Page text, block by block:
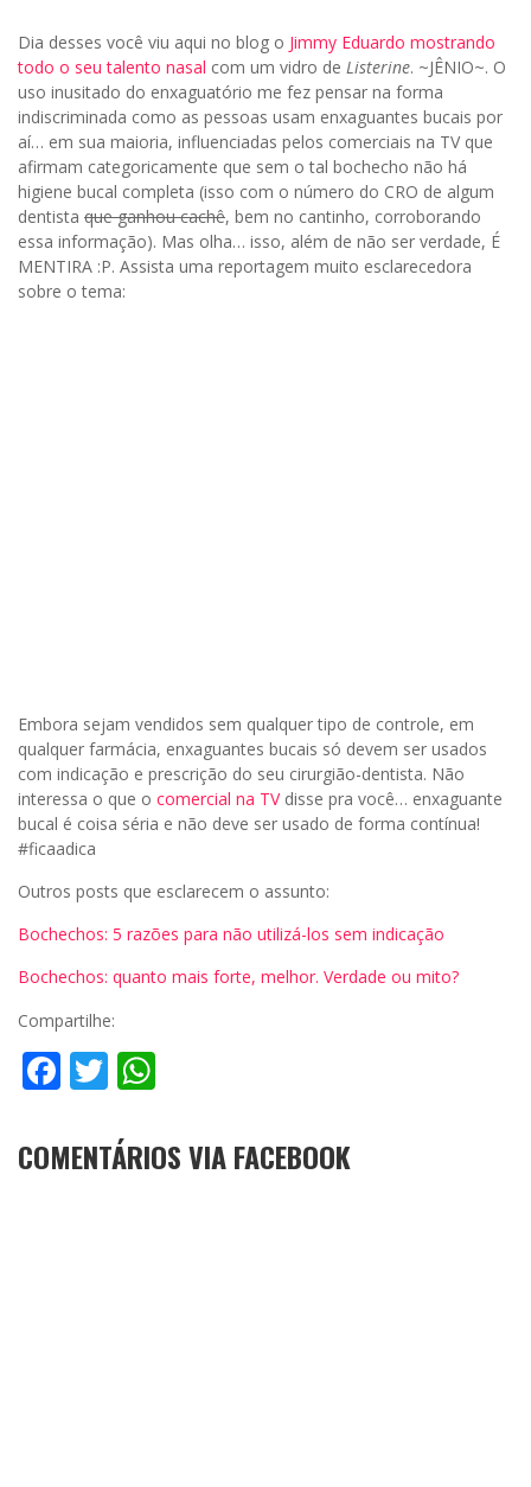
Dia desses você viu aqui no blog o Jimmy Eduardo mostrando
todo o seu talento nasal com um vidro de Listerine. ~JÊNIO~. O
uso inusitado do enxaguatório me fez pensar na forma
indiscriminada como as pessoas usam enxaguantes bucais por
aí… em sua maioria, influenciadas pelos comerciais na TV que
afirmam categoricamente que sem o tal bochecho não há
higiene bucal completa (isso com o número do CRO de algum
dentista que ganhou cachê, bem no cantinho, corroborando
essa informação). Mas olha… isso, além de não ser verdade, É
MENTIRA :P. Assista uma reportagem muito esclarecedora
sobre o tema:
Embora sejam vendidos sem qualquer tipo de controle, em
qualquer farmácia, enxaguantes bucais só devem ser usados
com indicação e prescrição do seu cirurgião-dentista. Não
interessa o que o comercial na TVdisse pra você… enxaguante
bucal é coisa séria e não deve ser usado de forma contínua!
#ficaadica
Outros posts que esclarecem o assunto:
Bochechos: 5 razões para não utilizá-los sem indicação
Bochechos: quanto mais forte, melhor. Verdade ou mito?
Compartilhe:
Facebook
Twitter
COMENTÁRIOS VIA FACEBOOK